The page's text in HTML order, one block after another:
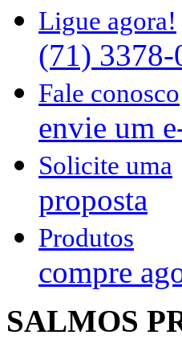
Ligue agora!
(71) 3378-
Fale conosco
envie um
Solicite uma
proposta
Produtos
compre
SALMOS